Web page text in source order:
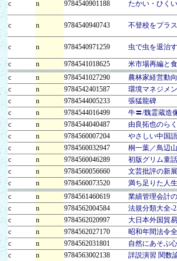
c n 9784540901188 たかい・ひくい
c n 9784540940743 不登校をプラ
c n 9784540971259 虫で虫を退治
c n 9784541018625 米市場再編と
c
n 9784541027290 農林家経営動
c
n 9784542401587 環境マネジメ
c
n 9784544005233 張猛龍碑
c
n 9784544016499 牛〓/魏霊蔵造
c
n 9784544040487 由良拓也のら
c
n 9784560007204 やさしい中国
c
n 9784560032947 桐一葉／鳥辺
c
n 9784560046289 初版グリム童
c
n 9784560056660 文芸批評の新
c
n 9784560073520 満ち足りた人生
c
n 9784561460619 業績管理会計
c
n 9784562004584 法規分類大全-
c
n 9784562020997 大日本外国貿
c
n 9784562027170 昭和年間法令
c
n 9784562031801 自然にあそぶ心
c
n 9784563002138 詳説演習 関数